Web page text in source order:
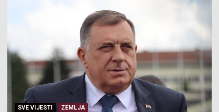
SVE VIJESTI ZEMLJA